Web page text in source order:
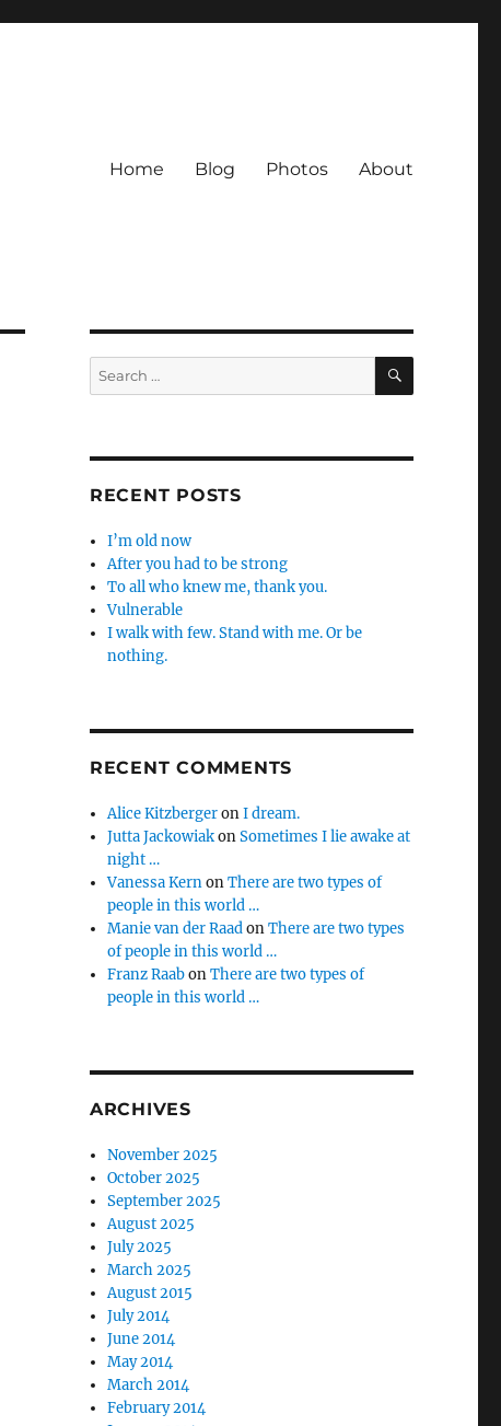
Home Blog Photos About
Search
for:
SEARCH
RECENT POSTS
I’m old now
After you had to be strong
To all who knew me, thank you.
Vulnerable
I walk with few. Stand with me. Or be
nothing.
RECENT COMMENTS
Alice KitzbergeronI dream.
Jutta JackowiakonSometimes I lie awake at
night …
Vanessa KernonThere are two types of
people in this world …
Manie van der RaadonThere are two types
of people in this world …
Franz RaabonThere are two types of
people in this world …
ARCHIVES
November 2025
October 2025
September 2025
August 2025
July 2025
March 2025
August 2015
July 2014
June 2014
May 2014
March 2014
February 2014